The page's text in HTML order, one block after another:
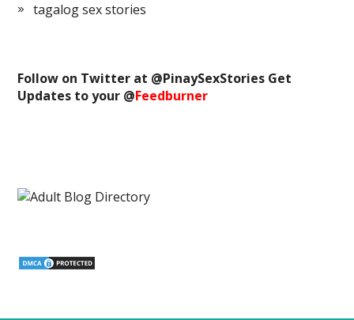
tagalog sex stories
Follow on Twitter at @PinaySexStories Get
Updates to your @Feedburner